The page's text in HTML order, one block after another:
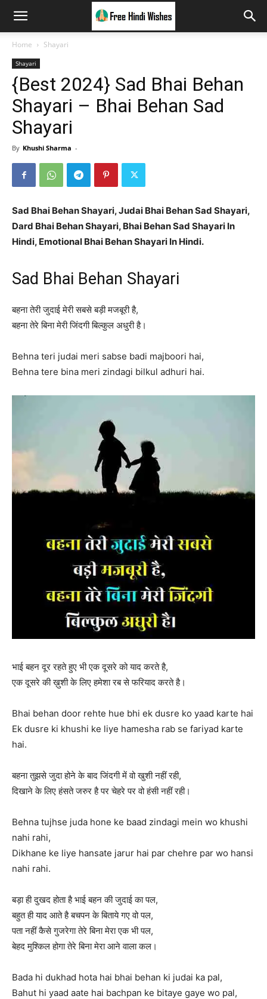
Home Shayari
Shayari
{Best 2024} Sad Bhai Behan
Shayari – Bhai Behan Sad
Shayari
By Khushi Sharma -
Sad Bhai Behan Shayari, Judai Bhai Behan Sad Shayari,
Dard Bhai Behan Shayari, Bhai Behan Sad Shayari In
Hindi, Emotional Bhai Behan Shayari In Hindi.
Sad Bhai Behan Shayari
बहना तेरी जुदाई मेरी सबसे बड़ी मजबूरी है,
बहना तेरे बिना मेरी जिंदगी बिल्कुल अधुरी है।
Behna teri judai meri sabse badi majboori hai,
Behna tere bina meri zindagi bilkul adhuri hai.
भाई बहन दूर रहते हुए भी एक दूसरे को याद करते है,
एक दूसरे की ख़ुशी के लिए हमेशा रब से फरियाद करते है।
Bhai behan door rehte hue bhi ek dusre ko yaad karte hai
Ek dusre ki khushi ke liye hamesha rab se fariyad karte
hai.
बहना तुझसे जुदा होने के बाद जिंदगी में वो खुशी नहीं रही,
दिखाने के लिए हंसते जरुर है पर चेहरे पर वो हंसी नहीं रही।
Behna tujhse juda hone ke baad zindagi mein wo khushi
nahi rahi,
Dikhane ke liye hansate jarur hai par chehre par wo hansi
nahi rahi.
बड़ा ही दुखद होता है भाई बहन की जुदाई का पल,
बहुत ही याद आते है बचपन के बिताये गए वो पल,
पता नहीं कैसे गुजरेगा तेरे बिना मेरा एक भी पल,
बेहद मुश्किल होगा तेरे बिना मेरा आने वाला कल।
Bada hi dukhad hota hai bhai behan ki judai ka pal,
Bahut hi yaad aate hai bachpan ke bitaye gaye wo pal,